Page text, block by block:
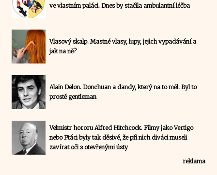
ve vlastním paláci. Dnes by stačila ambulantní léčba
Vlasový skalp. Mastné vlasy, lupy, jejich vypadávání a
jak na ně?
Alain Delon. Donchuan a dandy, který na to měl. Byl to
prostě gentleman
Velmistr hororu Alfred Hitchcock. Filmy jako Vertigo
nebo Ptáci byly tak děsivé, že při nich diváci museli
zavírat oči s otevřenými ústy
reklama